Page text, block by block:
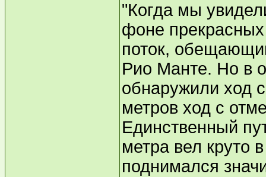
"Когда мы
фоне
поток,
Рио Манте. Но в
обнаружили ход
метров ход с
Единственный
метра вел круто
поднимался